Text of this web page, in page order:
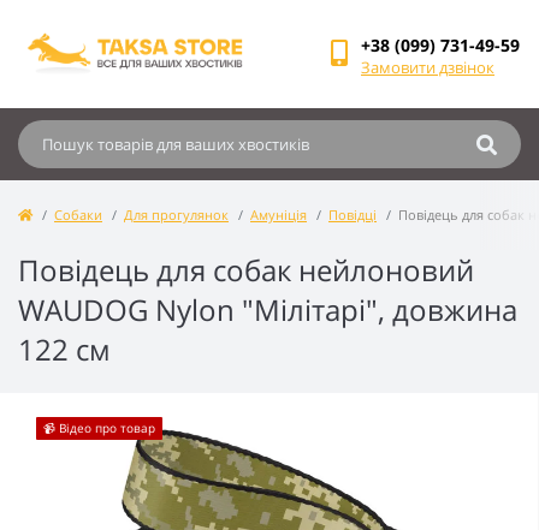
+38 (099) 731-49-59
Замовити дзвінок
Собаки Для прогулянок Амуніція Повідці Повідець для собак
Повідець для собак нейлоновий
WAUDOG Nylon "Мілітарі", довжина
122 см
📹 Відео про товар